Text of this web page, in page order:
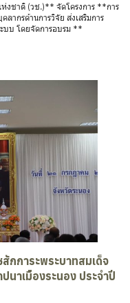
งชาติ (วช.)** จัดโครงการ **การ
ากรด้านการวิจัย ส่งเสริมการ
บบ โดยจัดการอบรม **
กการะพระบาทสมเด็จ
นาเมืองระนอง ประจำปี